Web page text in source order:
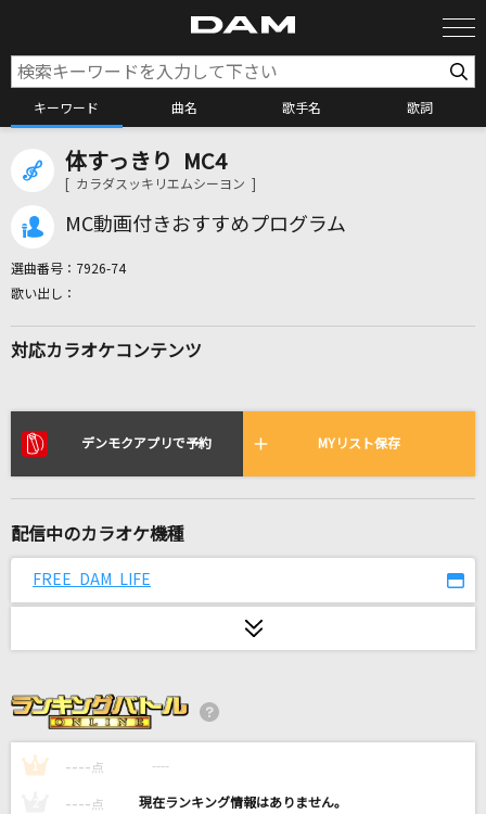
キーワード 曲名 歌手名 歌詞
カラオケ検索
リアルタイムで歌われている曲の一覧
しんでしまうとはなさけない!
じーざす(ワンダフル☆オポチュニティ!) feat.鏡音リン・レン
Star
星野 源
唱
Ado
体すっきり MC4
[ カラダスッキリエムシーヨン ]
MC動画付きおすすめプログラム
選曲番号： 7926-74
対応カラオケコンテンツ
デンモクアプリで予約 MYリスト保存
配信中のカラオケ機種
FREE DAM LIFE
1 ---- 点 ----
---- 点 ----